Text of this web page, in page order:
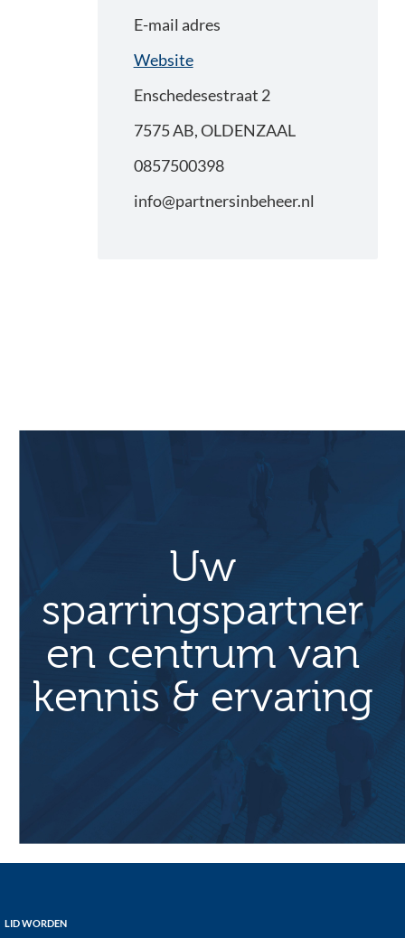
E-mail adres
Website
Enschedesestraat 2
7575 AB, OLDENZAAL
0857500398
info@partnersinbeheer.nl
Uw
sparringspartner
en centrum van
kennis & ervaring
Footer
LID WORDEN